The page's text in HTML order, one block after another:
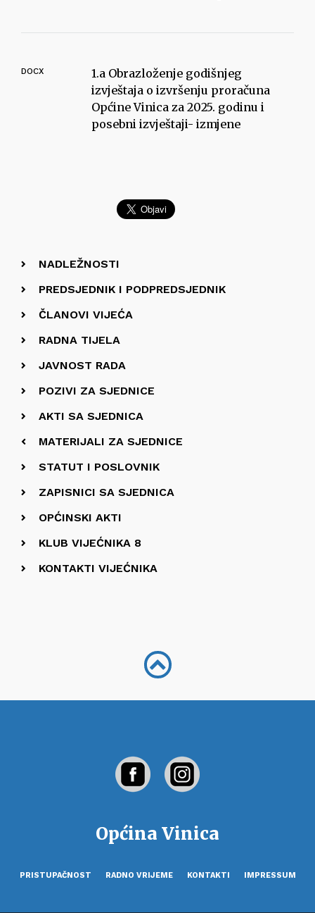
DOCX
1.a Obrazloženje godišnjeg
izvještaja o izvršenju proračuna
Općine Vinica za 2025. godinu i
posebni izvještaji- izmjene
NADLEŽNOSTI
PREDSJEDNIK I PODPREDSJEDNIK
ČLANOVI VIJEĆA
RADNA TIJELA
JAVNOST RADA
POZIVI ZA SJEDNICE
AKTI SA SJEDNICA
MATERIJALI ZA SJEDNICE
STATUT I POSLOVNIK
ZAPISNICI SA SJEDNICA
OPĆINSKI AKTI
KLUB VIJEĆNIKA 8
KONTAKTI VIJEĆNIKA
Općina Vinica
PRISTUPAČNOST RADNO VRIJEME KONTAKTI IMPRESSUM